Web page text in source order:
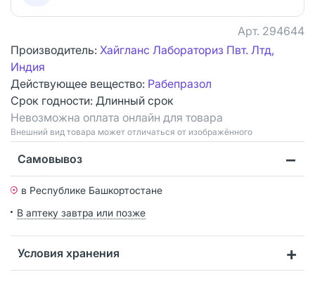
Арт. 294644
Производитель: Хайгланс Лабораториз Пвт. Лтд,
Индия
Действующее вещество: Рабепразол
Срок годности: Длинный срок
Невозможна оплата онлайн для товара
Bнешний вид товара может отличаться от изображённого
Самовывоз
в Республике Башкортостане
В аптеку завтра или позже
Условия хранения